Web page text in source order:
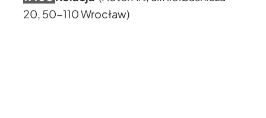
20, 50-110 Wrocław)